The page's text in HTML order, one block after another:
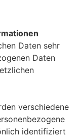
Daten sehr
Daten
verschiedene
identifiziert